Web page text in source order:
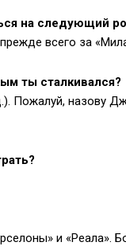
на следующий
всего за
ты сталкивался?
Пожалуй, назову
и «Реала».